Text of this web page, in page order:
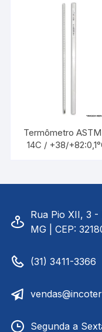
Termômetro ASTM
14C / +38/
Rua Pio XII, 3
MG | CEP:
(31) 3411-3366
Segunda a